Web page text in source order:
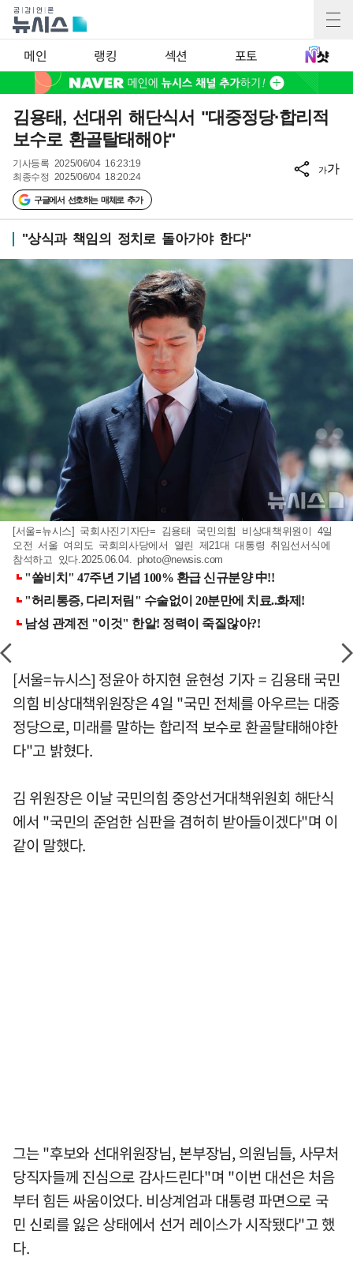
메인 랭킹 섹션 포토
김용태, 선대위 해단식서 "대중정당·합리적
보수로 환골탈태해야"
기사등록 2025/06/04 16:23:19
최종수정 2025/06/04 18:20:24
구글에서 선호하는 매체로 추가
가가
"상식과 책임의 정치로 돌아가야 한다"
[서울=뉴시스] 국회사진기자단= 김용태 국민의힘 비상대책위원이 4일
오전 서울 여의도 국회의사당에서 열린 제21대 대통령 취임선서식에
참석하고 있다.2025.06.04. photo@newsis.com
[서울=뉴시스] 정윤아 하지현 윤현성 기자 = 김용태 국민
의힘 비상대책위원장은 4일 "국민 전체를 아우르는 대중
정당으로, 미래를 말하는 합리적 보수로 환골탈태해야한
다"고 밝혔다.
김 위원장은 이날 국민의힘 중앙선거대책위원회 해단식
에서 "국민의 준엄한 심판을 겸허히 받아들이겠다"며 이
같이 말했다.
그는 "후보와 선대위원장님, 본부장님, 의원님들, 사무처
당직자들께 진심으로 감사드린다"며 "이번 대선은 처음
부터 힘든 싸움이었다. 비상계엄과 대통령 파면으로 국
민 신뢰를 잃은 상태에서 선거 레이스가 시작됐다"고 했
다.